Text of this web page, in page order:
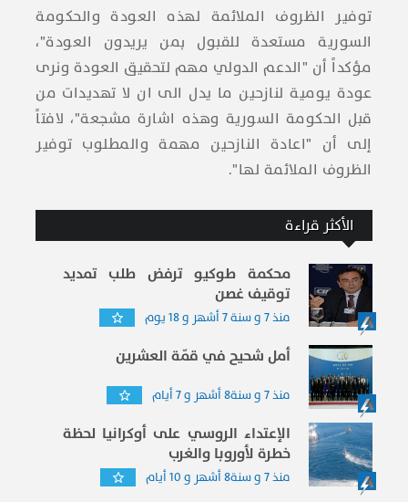
توفير الظروف الملائمة لهذه العودة و​الحكومة
السورية​ مستعدة للقبول بمن يريدون العودة"،
مؤكداً أن "الدعم الدولي مهم لتحقيق العودة ونرى
عودة يومية لنازحين ما يدل الى ان لا تهديدات من
قبل الحكومة السورية وهذه اشارة مشجعة"، لافتاً
إلى أن "اعادة النازحين مهمة والمطلوب توفير
الظروف الملائمة لها".
الأكثر قراءة
محكمة طوكيو ترفض طلب تمديد
توقيف غصن
منذ 7 و سنة 7 أشهر و 18 يوم
أمل شحيح في قمّة العشرين
منذ 7 و سنة8 أشهر و 7 أيام
الإعتداء الروسي على أوكرانيا لحظة
خطرة لأوروبا والغرب
منذ 7 و سنة8 أشهر و 10 أيام